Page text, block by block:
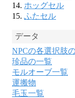
ホッグセル
ふたセル
データ
NPCの各選択肢
珍品の一覧
モルオーブ一覧
運搬物
毛玉一覧